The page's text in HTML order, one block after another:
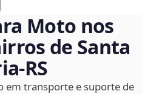
Moto nos
de Santa
em transporte e suporte de